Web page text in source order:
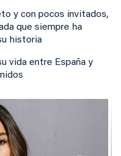
y con pocos invitados,
que siempre ha
historia
vida entre España y